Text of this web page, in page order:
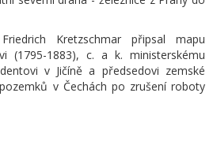
Kretzschmar připsal mapu
(1795-1883), c. a k. ministerskému
v Jičíně a předsedovi zemské
v Čechách po zrušení roboty